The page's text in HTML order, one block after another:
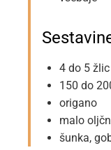
4 do 5
150 do
origano
malo
šunka,